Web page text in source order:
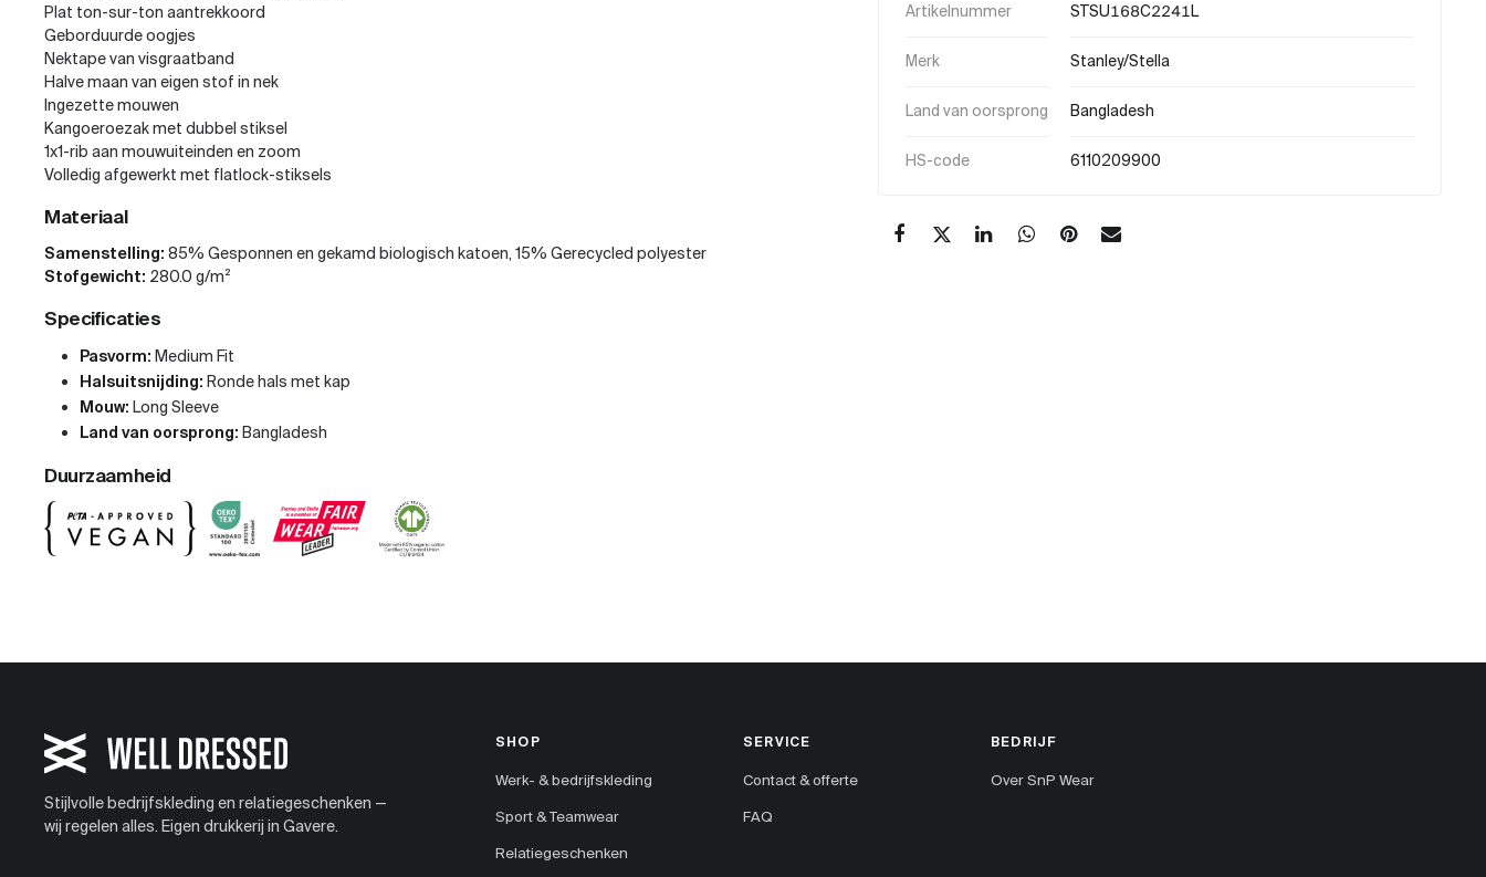
Plat ton-sur-ton aantrekkoord
Geborduurde oogjes
Nektape van visgraatband
Halve maan van eigen stof in nek
Ingezette mouwen
Kangoeroezak met dubbel stiksel
1x1-rib aan mouwuiteinden en zoom
Volledig afgewerkt met flatlock-stiksels
Materiaal
Samenstelling: 85% Gesponnen en gekamd biologisch katoen, 15% Gerecycled polyester
Stofgewicht: 280.0 g/m²
Specificaties
Pasvorm: Medium Fit
Halsuitsnijding: Ronde hals met kap
Mouw: Long Sleeve
Land van oorsprong: Bangladesh
Duurzaamheid
Artikelnummer STSU168C2241L
Merk Stanley/Stella
Land van oorsprong Bangladesh
HS-code 6110209900
Stijlvolle bedrijfskleding en relatiegeschenken —
wij regelen alles. Eigen drukkerij in Gavere.
SHOP
Werk- & bedrijfskleding
Sport & Teamwear
Relatiegeschenken
SERVICE
Contact & offerte
FAQ
BEDRIJF
Over SnP Wear